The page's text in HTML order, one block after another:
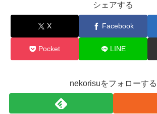
シェアする
X Facebook
Pocket LINE
nekorisuをフォローする